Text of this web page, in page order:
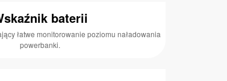
baterii
łatwe monitorowanie poziomu naładowania
powerbanki.